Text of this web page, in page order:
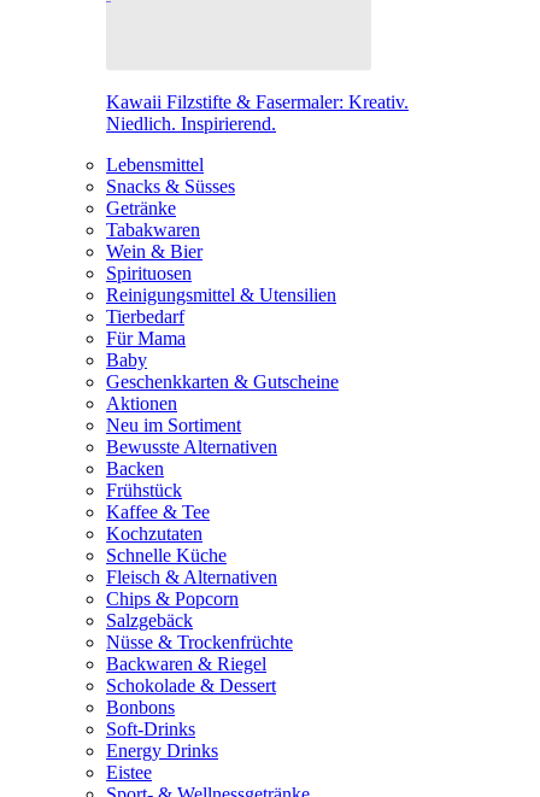
Kawaii Filzstifte & Fasermaler: Kreativ.
Niedlich. Inspirierend.
Lebensmittel
Snacks & Süsses
Getränke
Tabakwaren
Wein & Bier
Spirituosen
Reinigungsmittel & Utensilien
Tierbedarf
Für Mama
Baby
Geschenkkarten & Gutscheine
Aktionen
Neu im Sortiment
Bewusste Alternativen
Backen
Frühstück
Kaffee & Tee
Kochzutaten
Schnelle Küche
Fleisch & Alternativen
Chips & Popcorn
Salzgebäck
Nüsse & Trockenfrüchte
Backwaren & Riegel
Schokolade & Dessert
Bonbons
Soft-Drinks
Energy Drinks
Eistee